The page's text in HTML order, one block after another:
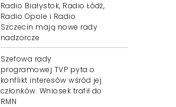
Radio Białystok, Radio Łódź,
Radio Opole i Radio
Szczecin mają nowe rady
nadzorcze
Szefowa rady
programowej TVP pyta o
konflikt interesów wśród jej
członków. Wniosek trafił do
RMN